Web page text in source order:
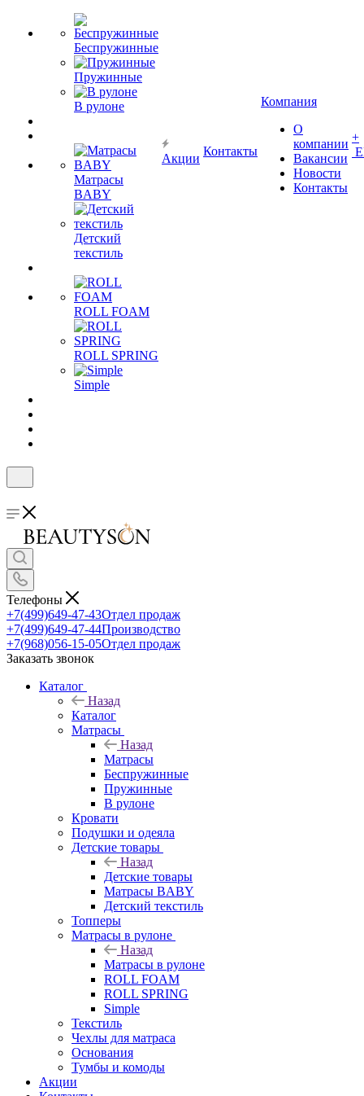
Беспружинные
Пружинные
В рулоне
Матрасы
BABY
Детский
текстиль
ROLL FOAM
ROLL SPRING
Simple
Акции
Контакты
Компания
О
компании
Вакансии
Новости
Контакты
+
Телефоны
+7(499)649-47-43Отдел продаж
+7(499)649-47-44Производство
+7(968)056-15-05Отдел продаж
Заказать звонок
Каталог
Назад
Каталог
Матрасы
Назад
Матрасы
Беспружинные
Пружинные
В рулоне
Кровати
Подушки и одеяла
Детские товары
Назад
Детские товары
Матрасы BABY
Детский текстиль
Топперы
Матрасы в рулоне
Назад
Матрасы в рулоне
ROLL FOAM
ROLL SPRING
Simple
Текстиль
Чехлы для матраса
Основания
Тумбы и комоды
Акции